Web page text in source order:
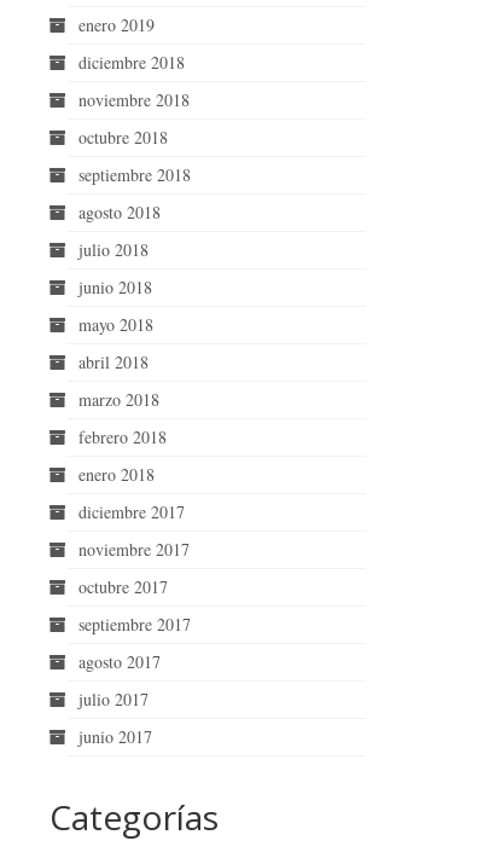
enero 2019
diciembre 2018
noviembre 2018
octubre 2018
septiembre 2018
agosto 2018
julio 2018
junio 2018
mayo 2018
abril 2018
marzo 2018
febrero 2018
enero 2018
diciembre 2017
noviembre 2017
octubre 2017
septiembre 2017
agosto 2017
julio 2017
junio 2017
Categorías